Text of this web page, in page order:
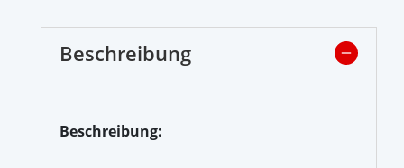
Beschreibung
Beschreibung: